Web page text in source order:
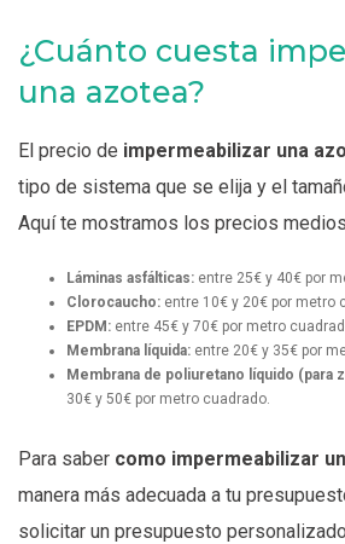
¿Cuánto cuesta
una azotea?
El precio de impermeabilizar una
tipo de sistema que se elija y el
Aquí te mostramos los precios
Láminas asfálticas: entre 25€ y 40€ por
Clorocaucho: entre 10€ y 20€ por metro
EPDM: entre 45€ y 70€ por metro
Membrana líquida: entre 20€ y 35€ por
Membrana de poliuretano líquido (para
30€ y 50€ por metro cuadrado.
Para saber como impermeabilizar
manera más adecuada a tu
solicitar un presupuesto